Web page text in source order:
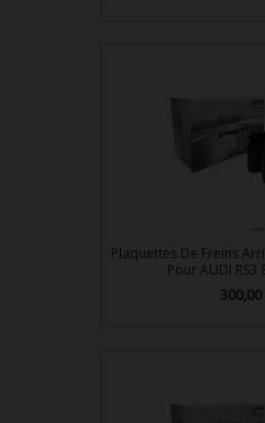
Plaquettes De Freins
Pour AUDI RS3
Prix
300,00